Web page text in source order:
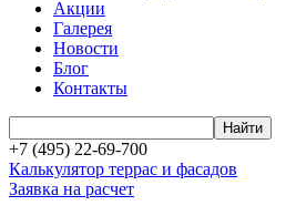
Акции
Галерея
Новости
Блог
Контакты
+7 (495) 22-69-700
Калькулятор террас и фасадов
Заявка на расчет